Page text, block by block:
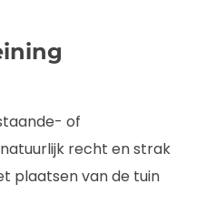
of
recht en strak
plaatsen van de tuin